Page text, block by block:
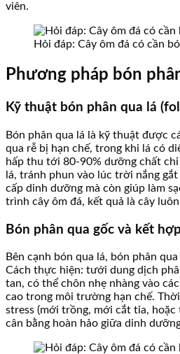
viên.
Hỏi đáp: Cây ôm đá có cần
Phương pháp bón
Kỹ thuật bón phân qua lá
Bón phân qua lá là kỹ thuật được
qua rễ bị hạn chế, trong khi lá có
hấp thu tới 80-90% dưỡng chất
lá, tránh phun vào lúc trời nắng
cấp dinh dưỡng mà còn giúp làm
trình cây ôm đá, kết quả là cây
Bón phân qua gốc và kết
Bên cạnh bón qua lá, bón phân
Cách thực hiện: tưới dung dịch
tan, có thể chôn nhẹ nhàng vào
cao trong môi trường hạn chế.
stress (mới trồng, mới cắt tỉa,
cân bằng hoàn hảo giữa dinh